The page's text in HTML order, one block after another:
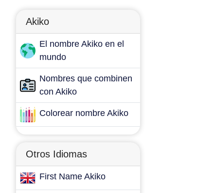
Akiko
El nombre Akiko en el
mundo
Nombres que combinen
con Akiko
Colorear nombre Akiko
Otros Idiomas
First Name Akiko